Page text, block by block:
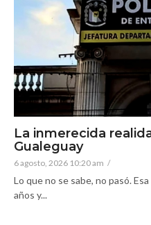
La inmerecida
Gualeguay
6 agosto, 2026 10:20 am /
Lo que no se sabe, no pasó.
años y...